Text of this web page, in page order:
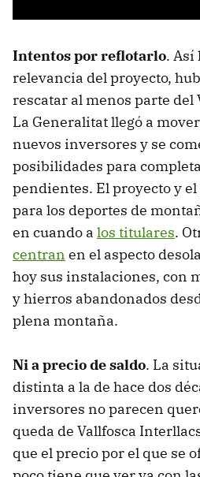
Intentos por reflotarlo. Así
relevancia del proyecto,
rescatar al menos parte
La Generalitat llegó a
nuevos inversores y se
posibilidades para
pendientes. El proyecto y
para los deportes de
en cuando a los titulares.
centran en el aspecto
hoy sus instalaciones, con
y hierros abandonados
plena montaña.
Ni a precio de saldo. La
distinta a la de hace dos
inversores no parecen
queda de Vallfosca
que el precio por el que se